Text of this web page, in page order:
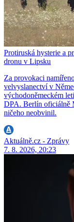
Protiruská hysterie a
dronu v Lipsku
Za provokaci
velvyslanectví v
východoněmeckém
DPA. Berlín oficiálně
ničeho neobvinil.
Aktuálně.cz - Zprávy
7. 8. 2026, 20:23